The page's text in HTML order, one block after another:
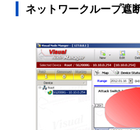
ネットワークループ遮